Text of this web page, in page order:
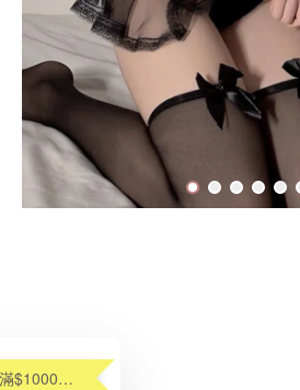
凡內睡衣消費滿$1000元,享優惠價加購內衣洗衣袋$99(原$190)